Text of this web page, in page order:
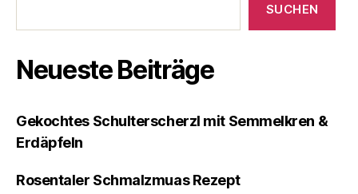
SUCHEN
Neueste Beiträge
Gekochtes Schulterscherzl mit Semmelkren &
Erdäpfeln
Rosentaler Schmalzmuas Rezept